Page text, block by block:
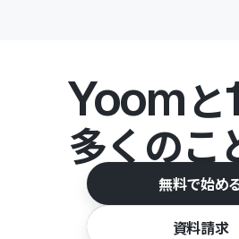
Yoomと
多くのこ
無料で始め
資料請求